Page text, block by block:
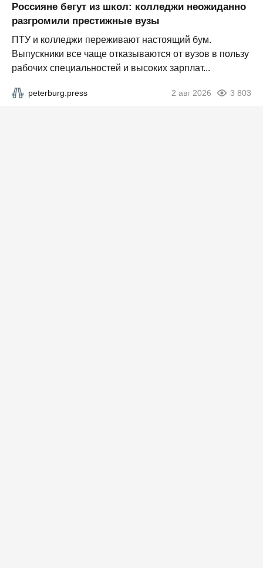
Россияне бегут из школ: колледжи неожиданно
разгромили престижные вузы
ПТУ и колледжи переживают настоящий бум.
Выпускники все чаще отказываются от вузов в пользу
рабочих специальностей и высоких зарплат...
peterburg.press 2 авг 2026 3 803